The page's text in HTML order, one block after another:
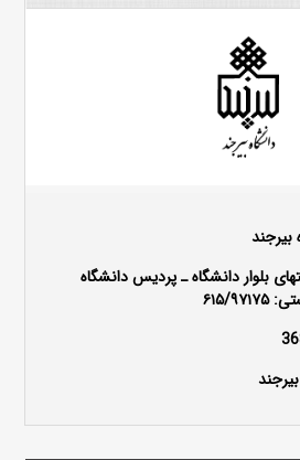
بلوار دانشگاه ـ پردیس دانشگاه